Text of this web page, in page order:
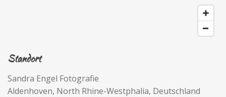
Standort
Sandra Engel Fotografie
Aldenhoven, North Rhine-Westphalia, Deutschland